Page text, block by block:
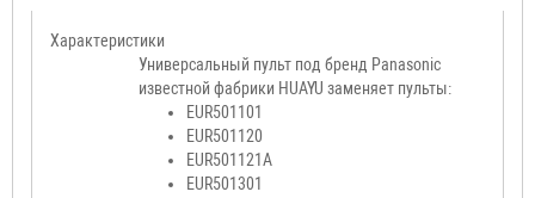
Характеристики
Универсальный пульт под бренд Panasonic
известной фабрики HUAYU заменяет пульты:
EUR501101
EUR501120
EUR501121A
EUR501301